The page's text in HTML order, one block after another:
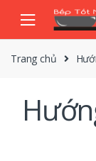
navigation
content
Trang chủ